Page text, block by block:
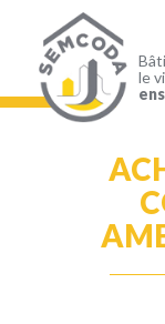
contenu
principal
le